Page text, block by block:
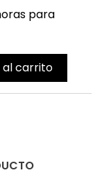
para
al carrito